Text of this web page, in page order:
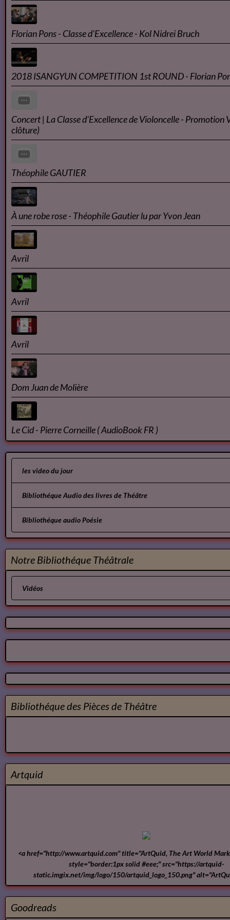
Les Misérables - Livre Audio
Les Misérables - tome 1 by Victor HUGO read by Didier
Audio Book
Florian Pons's Preliminary Round at the 2018 Schoenfeld
String Competition
Florian Pons - Classe d'Excellence - Kol Nidrei Bruch
2018 ISANGYUN COMPETITION 1st ROUND - Florian
Concert | La Classe d'Excellence de Violoncelle - Promotion
clôture)
Théophile GAUTIER
À une robe rose - Théophile Gautier lu par Yvon Jean
Avril
Avril
Avril
Le Cid - Pierre Corneille ( AudioBook FR )
les video du jour
Notre Bibliothéque Théâtrale
Vidéos
Bibliothéque des Pièces de Théâtre
Artquid